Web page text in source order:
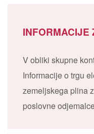
V obliki skupne
Informacije o trgu
zemeljskega plina
poslovne